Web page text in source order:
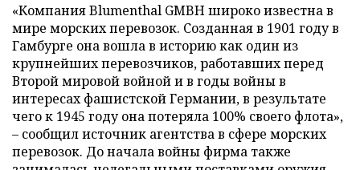
«Компания Blumenthal GMBH широко известна в
мире морских перевозок. Созданная в 1901 году в
Гамбурге она вошла в историю как один из
крупнейших перевозчиков, работавших перед
Второй мировой войной и в годы войны в
интересах фашистской Германии, в результате
чего к 1945 году она потеряла 100% своего флота»,
– сообщил источник агентства в сфере морских
перевозок. До начала войны фирма также